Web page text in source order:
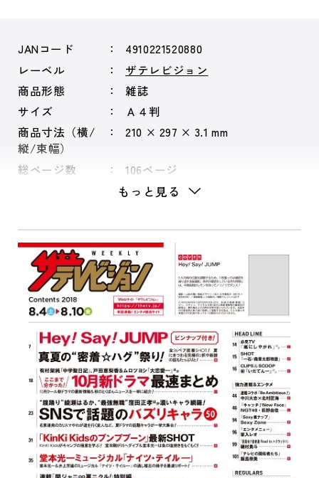
JANコード
4910221520880
レーベル
ザテレビジョン
商品形態
雑誌
サイズ
Ａ４判
商品寸法（横/
縦/束幅）
210 × 297 × 3.1 mm
総ページ数 106ページ
もっと見る